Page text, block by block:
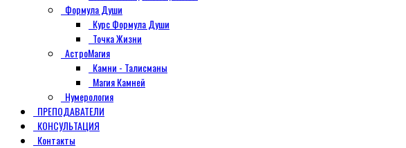
Формула Души
Курс Формула Души
Точка Жизни
АстроМагия
Камни - Талисманы
Магия Камней
Нумерология
ПРЕПОДАВАТЕЛИ
КОНСУЛЬТАЦИЯ
Контакты